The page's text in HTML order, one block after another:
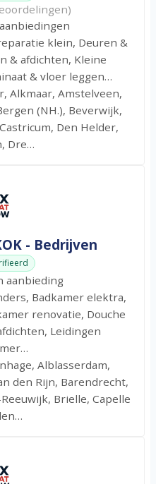
klein, Deuren &
& afdichten, Kleine
& vloer leggen…
Alkmaar, Amstelveen,
(NH.), Beverwijk,
Den Helder,
Dre…
- Bedrijven
aanbieding
Badkamer elektra,
renovatie, Douche
Leidingen
Alblasserdam,
den Rijn, Barendrecht,
Brielle, Capelle